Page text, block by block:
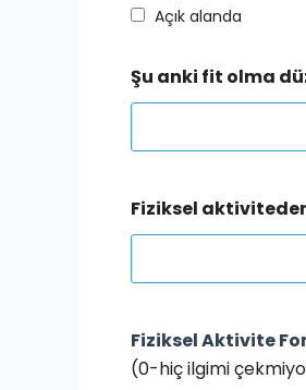
󠄀Açık alanda
Şu anki fit olma
Fiziksel
Fiziksel Aktivite
(0-hiç ilgimi